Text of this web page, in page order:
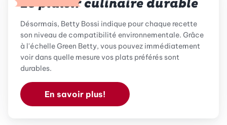
Le plaisir culinaire durable
Désormais, Betty Bossi indique pour chaque recette
son niveau de compatibilité environnementale. Grâce
à l'échelle Green Betty, vous pouvez immédiatement
voir dans quelle mesure vos plats préférés sont
durables.
En savoir plus!